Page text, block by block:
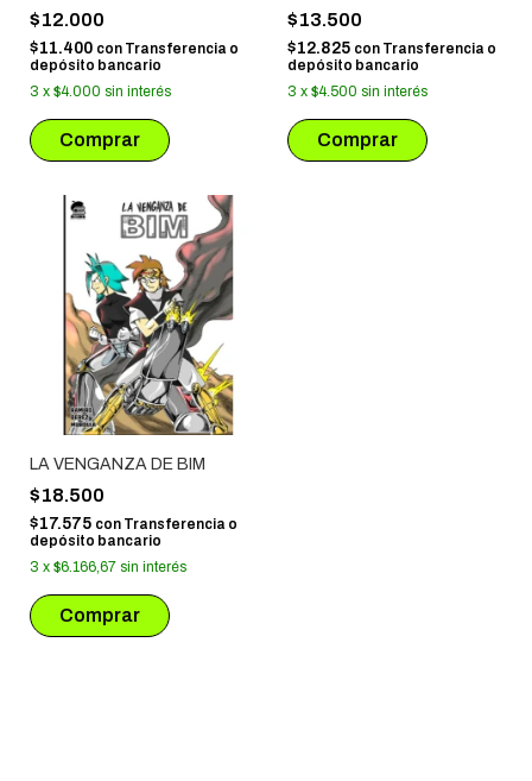
$12.000
$11.400 con Transferencia o
depósito bancario
3 x $4.000 sin interés
$13.500
$12.825 con Transferencia o
depósito bancario
3 x $4.500 sin interés
LA VENGANZA DE BIM
$18.500
$17.575 con Transferencia o
depósito bancario
3 x $6.166,67 sin interés